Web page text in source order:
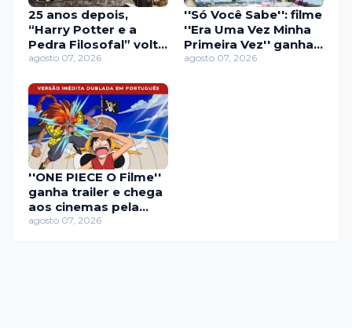
25 anos depois,
“Harry Potter e a
Pedra Filosofal” volta
aos cinemas com
agosto 07, 2026
''Só Você Sabe'': filme
''Era Uma Vez Minha
Primeira Vez'' ganha
música inédita e clipe
agosto 07, 2026
''ONE PIECE O Filme''
ganha trailer e chega
aos cinemas pela
primeira vez em
agosto 07, 2026